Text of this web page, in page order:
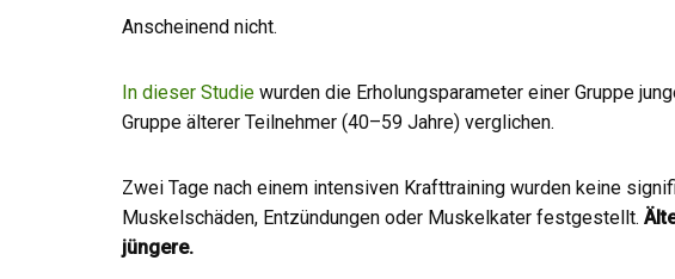
Anscheinend nicht.
In dieser Studie wurden die Erholungsparameter einer Gruppe
Gruppe älterer Teilnehmer (40–59 Jahre) verglichen.
Zwei Tage nach einem intensiven Krafttraining wurden keine
Muskelschäden, Entzündungen oder Muskelkater festgestellt.
jüngere.